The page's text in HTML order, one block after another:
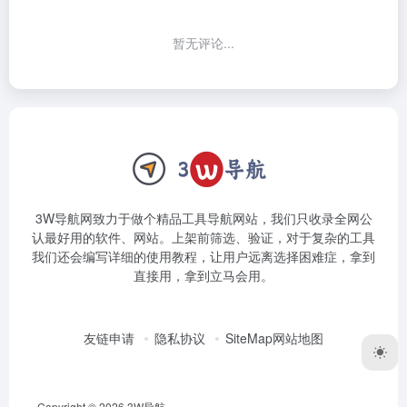
暂无评论...
3W导航网致力于做个精品工具导航网站，我们只收录全网公
认最好用的软件、网站。上架前筛选、验证，对于复杂的工具
我们还会编写详细的使用教程，让用户远离选择困难症，拿到
直接用，拿到立马会用。
友链申请 隐私协议 SiteMap网站地图